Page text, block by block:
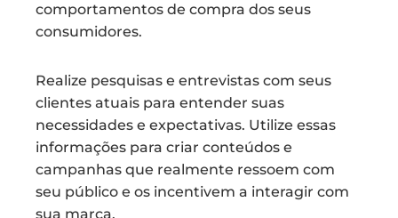
comportamentos de compra dos seus
consumidores.
Realize pesquisas e entrevistas com seus
clientes atuais para entender suas
necessidades e expectativas. Utilize essas
informações para criar conteúdos e
campanhas que realmente ressoem com
seu público e os incentivem a interagir com
sua marca.